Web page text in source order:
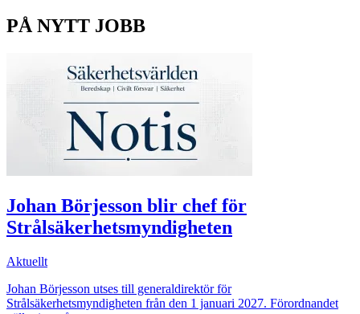
PÅ NYTT JOBB
Johan Börjesson blir chef för
Strålsäkerhetsmyndigheten
Aktuellt
Johan Börjesson utses till generaldirektör för
Strålsäkerhetsmyndigheten från den 1 januari 2027. Förordnandet